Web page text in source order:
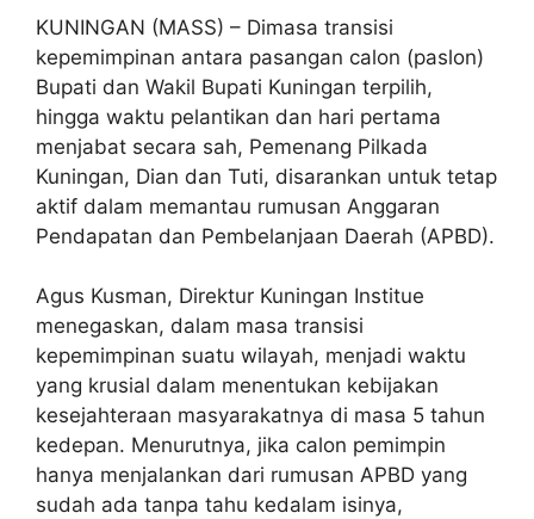
KUNINGAN (MASS) – Dimasa transisi
kepemimpinan antara pasangan calon (paslon)
Bupati dan Wakil Bupati Kuningan terpilih,
hingga waktu pelantikan dan hari pertama
menjabat secara sah, Pemenang Pilkada
Kuningan, Dian dan Tuti, disarankan untuk tetap
aktif dalam memantau rumusan Anggaran
Pendapatan dan Pembelanjaan Daerah (APBD).
Agus Kusman, Direktur Kuningan Institue
menegaskan, dalam masa transisi
kepemimpinan suatu wilayah, menjadi waktu
yang krusial dalam menentukan kebijakan
kesejahteraan masyarakatnya di masa 5 tahun
kedepan. Menurutnya, jika calon pemimpin
hanya menjalankan dari rumusan APBD yang
sudah ada tanpa tahu kedalam isinya,